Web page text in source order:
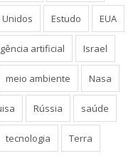
Estudo EUA
artificial Israel
meio ambiente Nasa
Rússia saúde
tecnologia Terra